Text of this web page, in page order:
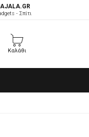
- Σπίτι
Καλάθι